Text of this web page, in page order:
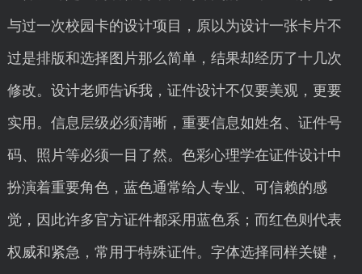
与过一次校园卡的设计项目，原以为设计一张卡片不
过是排版和选择图片那么简单，结果却经历了十几次
修改。设计老师告诉我，证件设计不仅要美观，更要
实用。信息层级必须清晰，重要信息如姓名、证件号
码、照片等必须一目了然。色彩心理学在证件设计中
扮演着重要角色，蓝色通常给人专业、可信赖的感
觉，因此许多官方证件都采用蓝色系；而红色则代表
权威和紧急，常用于特殊证件。字体选择同样关键，